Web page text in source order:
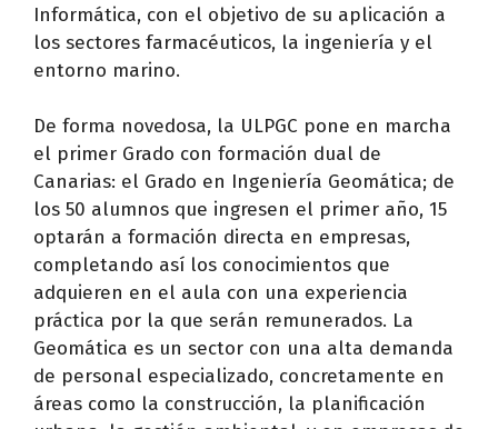
Informática, con el objetivo de su aplicación a
los sectores farmacéuticos, la ingeniería y el
entorno marino.
De forma novedosa, la ULPGC pone en marcha
el primer Grado con formación dual de
Canarias: el Grado en Ingeniería Geomática; de
los 50 alumnos que ingresen el primer año, 15
optarán a formación directa en empresas,
completando así los conocimientos que
adquieren en el aula con una experiencia
práctica por la que serán remunerados. La
Geomática es un sector con una alta demanda
de personal especializado, concretamente en
áreas como la construcción, la planificación